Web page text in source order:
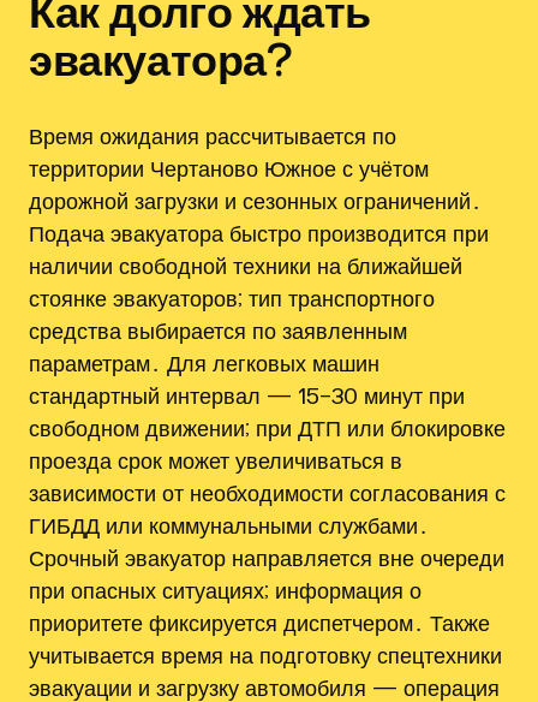
Как долго ждать
эвакуатора?
Время ожидания рассчитывается по
территории Чертаново Южное с учётом
дорожной загрузки и сезонных ограничений․
Подача эвакуатора быстро производится при
наличии свободной техники на ближайшей
стоянке эвакуаторов; тип транспортного
средства выбирается по заявленным
параметрам․ Для легковых машин
стандартный интервал — 15–30 минут при
свободном движении; при ДТП или блокировке
проезда срок может увеличиваться в
зависимости от необходимости согласования с
ГИБДД или коммунальными службами․
Срочный эвакуатор направляется вне очереди
при опасных ситуациях; информация о
приоритете фиксируется диспетчером․ Также
учитывается время на подготовку спецтехники
эвакуации и загрузку автомобиля — операция